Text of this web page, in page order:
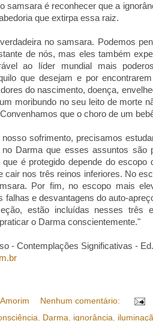
samsara é reconhecer que a
que extirpa essa raiz.
no samsara. Podemos
de nós, mas eles também
ao líder mundial mais
que desejam e por
do nascimento, doença,
moribundo no seu leito de morte
que o choro de um
sofrimento, precisamos
Darma que esses assuntos são
que é protegido depende do
cair nos três reinos inferiores. No
Por fim, no escopo mais
falhas e desvantagens do auto-
estão incluídas nesses três
o Darma conscientemente."
- Contemplações Significativas -
Nenhum comentário:
, Darma, ignorância,